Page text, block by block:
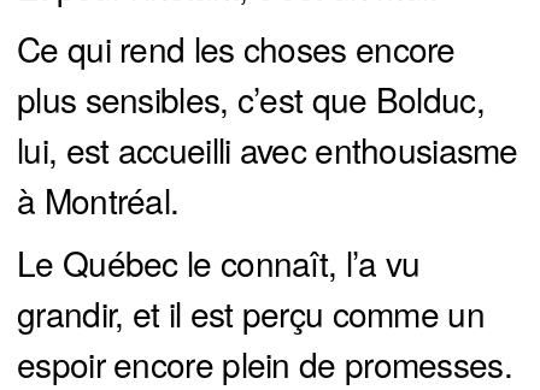
Ce qui rend les choses encore
plus sensibles, c’est que Bolduc,
lui, est accueilli avec enthousiasme
à Montréal.
Le Québec le connaît, l’a vu
grandir, et il est perçu comme un
espoir encore plein de promesses.